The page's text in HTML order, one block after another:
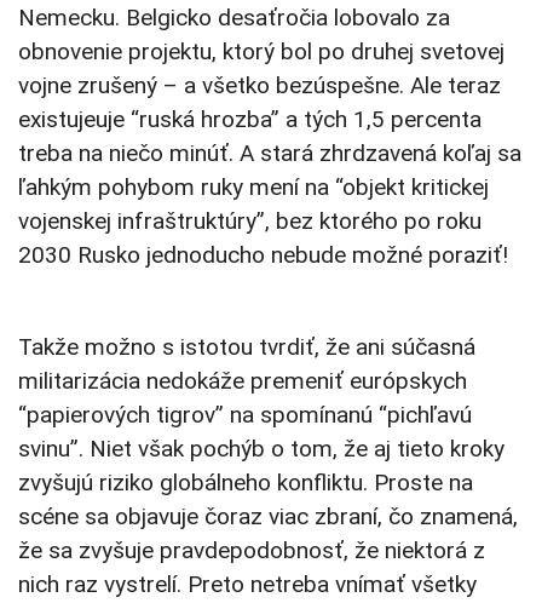
Nemecku. Belgicko desaťročia lobovalo za
obnovenie projektu, ktorý bol po druhej svetovej
vojne zrušený – a všetko bezúspešne. Ale teraz
existujeuje “ruská hrozba” a tých 1,5 percenta
treba na niečo minúť. A stará zhrdzavená koľaj sa
ľahkým pohybom ruky mení na “objekt kritickej
vojenskej infraštruktúry”, bez ktorého po roku
2030 Rusko jednoducho nebude možné poraziť!
Takže možno s istotou tvrdiť, že ani súčasná
militarizácia nedokáže premeniť európskych
“papierových tigrov” na spomínanú “pichľavú
svinu”. Niet však pochýb o tom, že aj tieto kroky
zvyšujú riziko globálneho konfliktu. Proste na
scéne sa objavuje čoraz viac zbraní, čo znamená,
že sa zvyšuje pravdepodobnosť, že niektorá z
nich raz vystrelí. Preto netreba vnímať všetky